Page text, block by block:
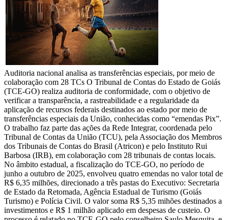
Auditoria nacional analisa as transferências especiais, por meio de
colaboração com 28 TCs O Tribunal de Contas do Estado de Goiás
(TCE-GO) realiza auditoria de conformidade, com o objetivo de
verificar a transparência, a rastreabilidade e a regularidade da
aplicação de recursos federais destinados ao estado por meio de
transferências especiais da União, conhecidas como “emendas Pix”.
O trabalho faz parte das ações da Rede Integrar, coordenada pelo
Tribunal de Contas da União (TCU), pela Associação dos Membros
dos Tribunais de Contas do Brasil (Atricon) e pelo Instituto Rui
Barbosa (IRB), em colaboração com 28 tribunais de contas locais.
No âmbito estadual, a fiscalização do TCE-GO, no período de
junho a outubro de 2025, envolveu quatro emendas no valor total de
R$ 6,35 milhões, direcionado a três pastas do Executivo: Secretaria
de Estado da Retomada, Agência Estadual de Turismo (Goiás
Turismo) e Polícia Civil. O valor soma R$ 5,35 mihões destinados a
investimentos e R$ 1 milhão aplicado em despesas de custeio. O